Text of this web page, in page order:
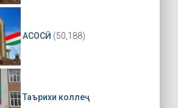
АСОСӢ (50,188)
Таърихи коллеҷ